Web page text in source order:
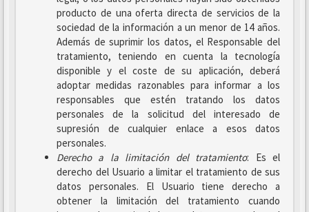
producto de una oferta directa de servicios de la
sociedad de la información a un menor de 14 años.
Además de suprimir los datos, el Responsable del
tratamiento, teniendo en cuenta la tecnología
disponible y el coste de su aplicación, deberá
adoptar medidas razonables para informar a los
responsables que estén tratando los datos
personales de la solicitud del interesado de
supresión de cualquier enlace a esos datos
personales.
Derecho a la limitación del tratamiento: Es el
derecho del Usuario a limitar el tratamiento de sus
datos personales. El Usuario tiene derecho a
obtener la limitación del tratamiento cuando